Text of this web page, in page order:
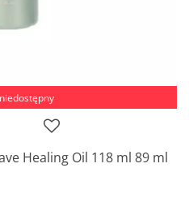
Healing Oil 118 ml 89 ml